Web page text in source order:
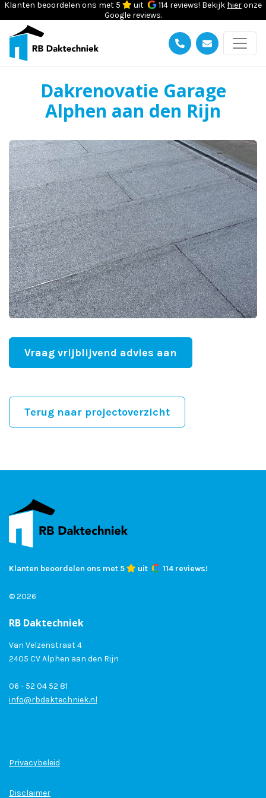
Klanten beoordelen ons met 5 uit 114 reviews! Bekijk hieronze
Google reviews.
Dakrenovatie Garage
Alphen aan den Rijn
Vraag vrijblijvend advies aan
Terug naar projectoverzicht
Klanten beoordelen ons met 5 uit 114 reviews!
© 2026
RB Daktechniek
Van Velzenstraat 4
2405 CV Alphen aan den Rijn
06 - 52 04 52 81
info@rbdaktechniek.nl
Privacybeleid
Disclaimer